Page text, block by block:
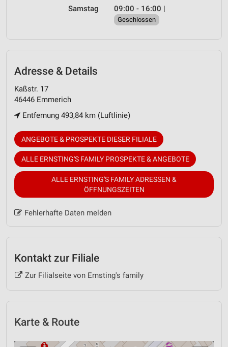
Samstag 09:00 - 16:00 |
Geschlossen
Adresse & Details
Kaßstr. 17
46446 Emmerich
Entfernung 493,84 km (Luftlinie)
ANGEBOTE & PROSPEKTE DIESER FILIALE
ALLE ERNSTING'S FAMILY PROSPEKTE & ANGEBOTE
ALLE ERNSTING'S FAMILY ADRESSEN &
ÖFFNUNGSZEITEN
Fehlerhafte Daten melden
Kontakt zur Filiale
Zur Filialseite von Ernsting's family
Karte & Route